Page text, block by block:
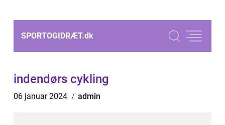
SPORTOGIDRÆT.dk
indendørs cykling
06 januar 2024 admin